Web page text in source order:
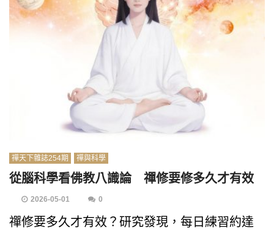
禪天下雜誌254期 禪與科學
從腦科學看佛教八識論 禪修要修多久才有效
2026-05-01 0
禪修要多久才有效？研究發現，每日練習約達